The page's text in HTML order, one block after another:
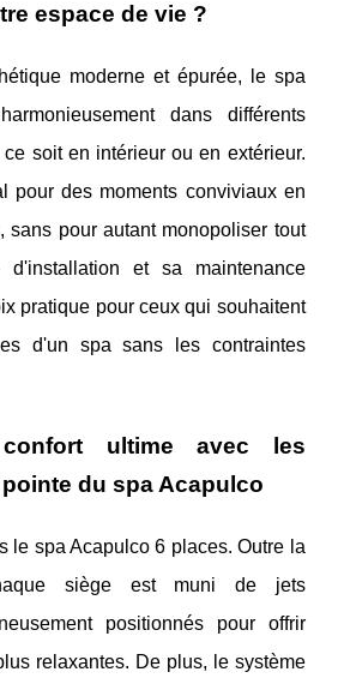
espace de vie ?
moderne et épurée, le spa
dans différents
soit en intérieur ou en extérieur.
pour des moments conviviaux en
sans pour autant monopoliser tout
d'installation et sa maintenance
pratique pour ceux qui souhaitent
d'un spa sans les contraintes
ultime avec les
du spa Acapulco
le spa Acapulco 6 places. Outre la
siège est muni de jets
positionnés pour offrir
relaxantes. De plus, le système